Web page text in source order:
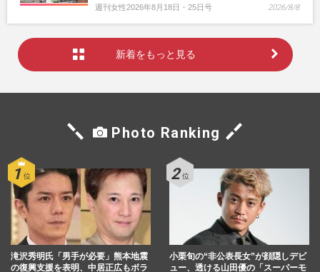
週刊女性2026年8月18日・25日号 2026/8/8
新着をもっと見る
Photo Ranking
滝沢秀明氏「男手が必要」熊本地震
の復興支援を表明、中居正広もボラ
小栗旬の“非公表長女”が顔隠しデビ
ュー、透ける山田優の「スーパーモ